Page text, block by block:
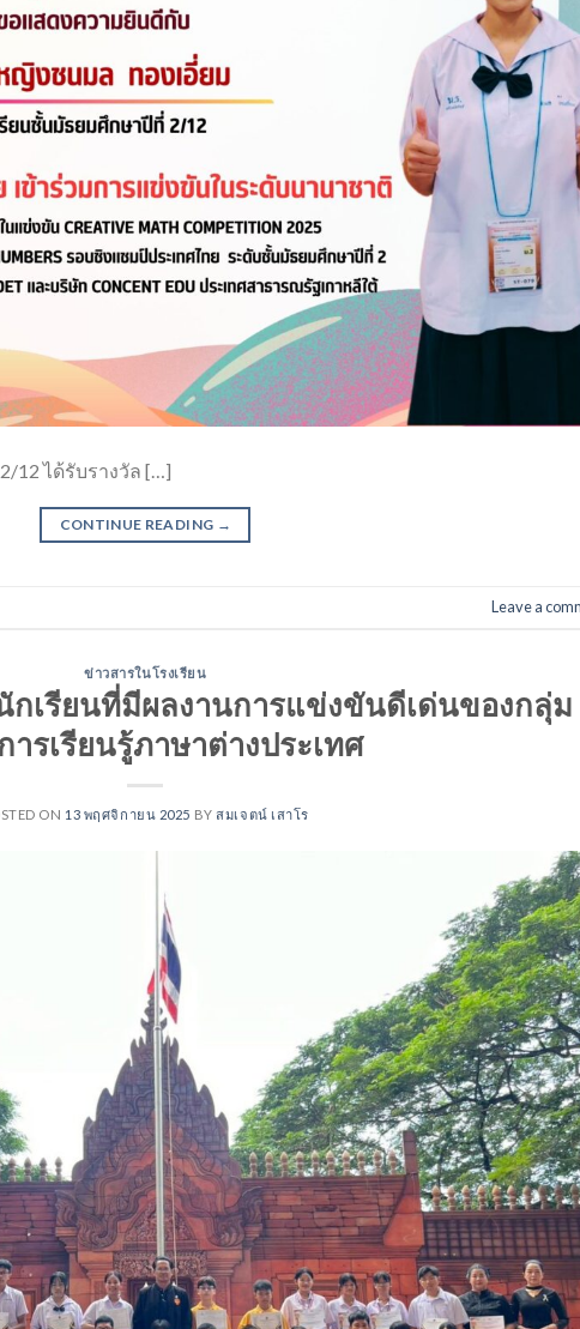
12 ได้รับรางวัล […]
CONTINUE READING →
Leave a
ข่าวสารในโรงเรียน
กเรียนที่มีผลงานการแข่งขันดีเด่นของกลุ่ม
ารเรียนรู้ภาษาต่างประเทศ
ON 13 พฤศจิกายน 2025 BYสมเจตน์ เสาโร